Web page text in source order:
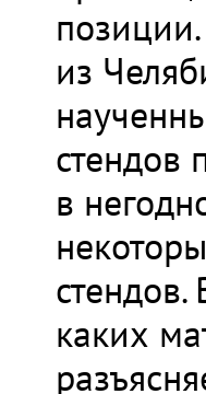
из
стендов
в
каких